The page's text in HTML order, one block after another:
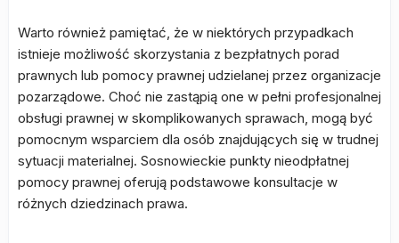
Warto również pamiętać, że w niektórych przypadkach
istnieje możliwość skorzystania z bezpłatnych porad
prawnych lub pomocy prawnej udzielanej przez organizacje
pozarządowe. Choć nie zastąpią one w pełni profesjonalnej
obsługi prawnej w skomplikowanych sprawach, mogą być
pomocnym wsparciem dla osób znajdujących się w trudnej
sytuacji materialnej. Sosnowieckie punkty nieodpłatnej
pomocy prawnej oferują podstawowe konsultacje w
różnych dziedzinach prawa.